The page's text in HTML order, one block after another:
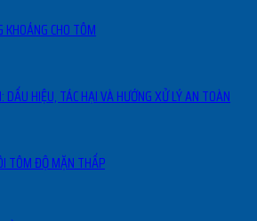
CHO TÔM
HIỆU, TÁC HẠI VÀ HƯỚNG XỬ LÝ AN TOÀN
TÔM ĐỘ MẶN THẤP